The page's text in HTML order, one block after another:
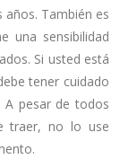
años. También es
una sensibilidad
Si usted está
tener cuidado
pesar de todos
traer, no lo use